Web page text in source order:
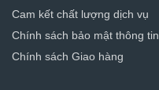
Cam kết chất lượng dịch vụ
Chính sách bảo mật thông tin
Chính sách Giao hàng